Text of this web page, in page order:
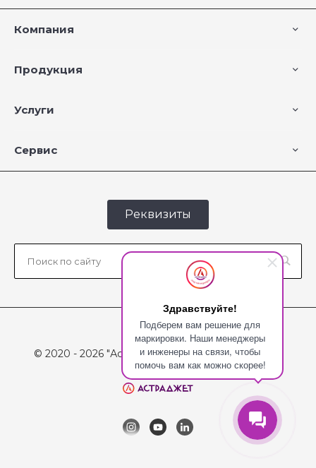
Здравствуйте!
Подберем вам решение для
маркировки. Наши менеджеры
и инженеры на связи, чтобы
помочь вам как можно скорее!
Компания
Продукция
Услуги
Сервис
Реквизиты
© 2020 - 2026 "Астраджет", Все права защищены